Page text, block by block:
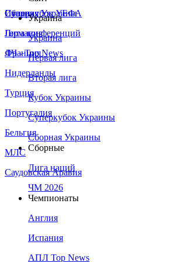
Сборная Украины
Италия
Германия
Франция
Нидерланды
Турция
Португалия
Бельгия
МЛС
Саудовская Аравия
Суперкубок УЕФА
Лига конференций
ЛЧ - Top News
Украина
Украина
Первая лига
Вторая лига
Кубок Украины
Суперкубок Украины
Сборная Украины
Сборные
Лига наций
ЧМ 2026
Чемпионаты
Англия
Испания
АПЛ Top News